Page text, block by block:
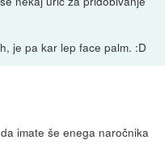
je pa kar lep face palm. :D
imate še enega naročnika